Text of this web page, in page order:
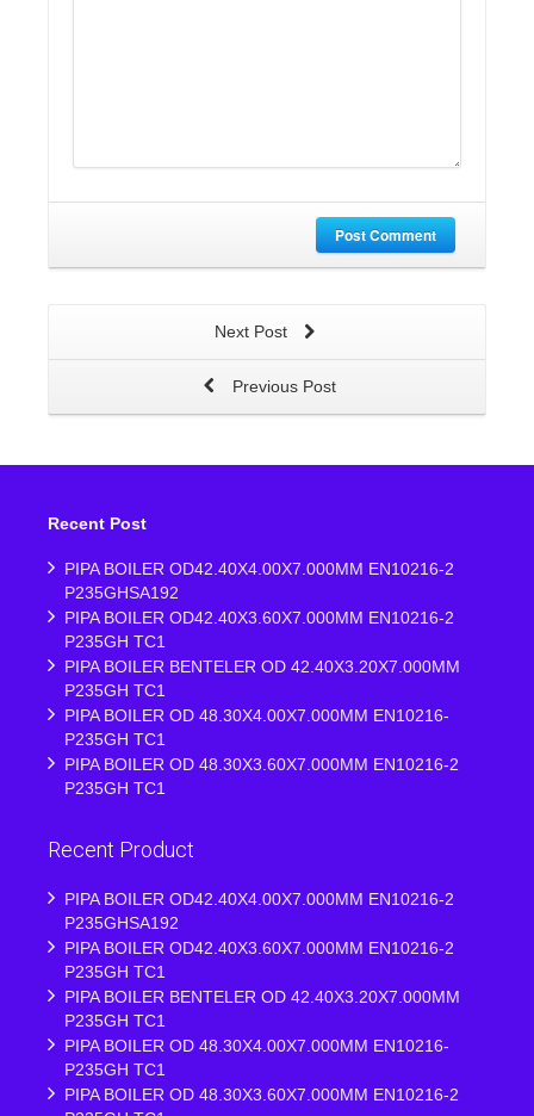
Post Comment
Next Post
Previous Post
Recent Post
PIPA BOILER OD42.40X4.00X7.000MM EN10216-2
P235GHSA192
PIPA BOILER OD42.40X3.60X7.000MM EN10216-2
P235GH TC1
PIPA BOILER BENTELER OD 42.40X3.20X7.000MM
P235GH TC1
PIPA BOILER OD 48.30X4.00X7.000MM EN10216-
P235GH TC1
PIPA BOILER OD 48.30X3.60X7.000MM EN10216-2
P235GH TC1
Recent Product
PIPA BOILER OD42.40X4.00X7.000MM EN10216-2
P235GHSA192
PIPA BOILER OD42.40X3.60X7.000MM EN10216-2
P235GH TC1
PIPA BOILER BENTELER OD 42.40X3.20X7.000MM
P235GH TC1
PIPA BOILER OD 48.30X4.00X7.000MM EN10216-
P235GH TC1
PIPA BOILER OD 48.30X3.60X7.000MM EN10216-2